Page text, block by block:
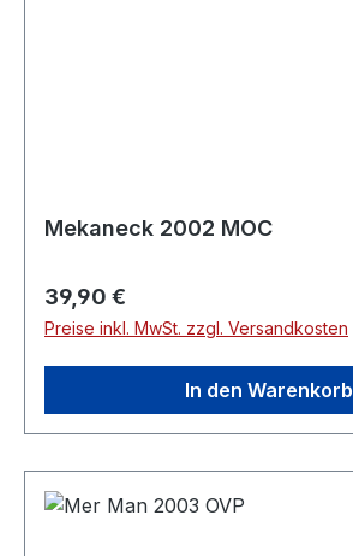
Mekaneck 2002 MOC
Regulärer Preis:
39,90 €
Preise inkl. MwSt. zzgl. Versandkosten
In den Warenkorb